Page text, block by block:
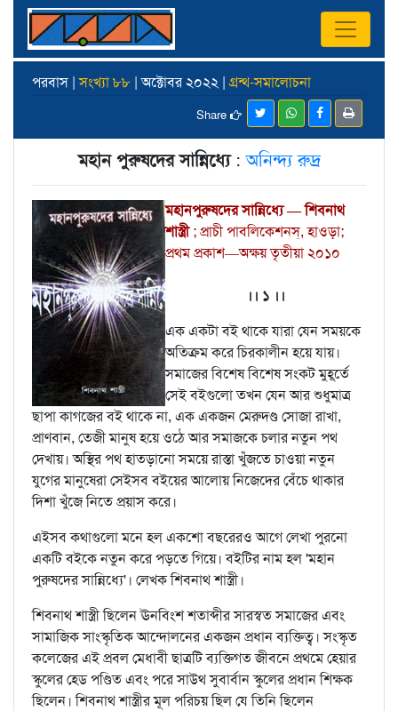
পরবাস |সংখ্যা ৮৮ | অক্টোবর ২০২২ | গ্রন্থ-সমালোচনা
Share
মহান পুরুষদের সান্নিধ্যে :অনিন্দ্য রুদ্র
মহানপুরুষদের সান্নিধ্যে — শিবনাথ
শাস্ত্রী; প্রাচী পাবলিকেশনস্‌, হাওড়া;
প্রথম প্রকাশ—অক্ষয় তৃতীয়া ২০১০
।। ১ ।।
এক একটা বই থাকে যারা যেন সময়কে
অতিক্রম করে চিরকালীন হয়ে যায়।
সমাজের বিশেষ বিশেষ সংকট মুহূর্তে
সেই বইগুলো তখন যেন আর শুধুমাত্র
ছাপা কাগজের বই থাকে না, এক একজন মেরুদণ্ড সোজা রাখা,
প্রাণবান, তেজী মানুষ হয়ে ওঠে আর সমাজকে চলার নতুন পথ
দেখায়। অস্থির পথ হাতড়ানো সময়ে রাস্তা খুঁজতে চাওয়া নতুন
যুগের মানুষেরা সেইসব বইয়ের আলোয় নিজেদের বেঁচে থাকার
দিশা খুঁজে নিতে প্রয়াস করে।
এইসব কথাগুলো মনে হল একশো বছরেরও আগে লেখা পুরনো
একটি বইকে নতুন করে পড়তে গিয়ে। বইটির নাম হল 'মহান
পুরুষদের সান্নিধ্যে'। লেখক শিবনাথ শাস্ত্রী।
শিবনাথ শাস্ত্রী ছিলেন ঊনবিংশ শতাব্দীর সারস্বত সমাজের এবং
সামাজিক সাংস্কৃতিক আন্দোলনের একজন প্রধান ব্যক্তিত্ব। সংস্কৃত
কলেজের এই প্রবল মেধাবী ছাত্রটি ব্যক্তিগত জীবনে প্রথমে হেয়ার
স্কুলের হেড পণ্ডিত এবং পরে সাউথ সুবার্বান স্কুলের প্রধান শিক্ষক
ছিলেন। শিবনাথ শাস্ত্রীর মূল পরিচয় ছিল যে তিনি ছিলেন